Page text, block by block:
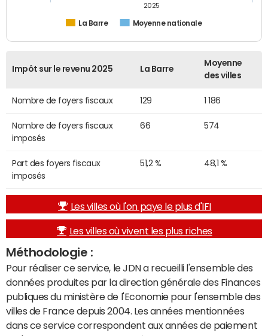
La Barre Moyenne nationale
2025
Impôt sur le revenu 2025 La Barre
Moyenne
des villes
Nombre de foyers fiscaux 129 1 186
Nombre de foyers fiscaux
imposés
66 574
Part des foyers fiscaux
imposés
51,2 % 48,1 %
Les villes où l'on paye le plus d'IFI
Les villes où vivent les plus riches
Méthodologie :
Pour réaliser ce service, le JDN a recueilli l'ensemble des
données produites par la direction générale des Finances
publiques du ministère de l'Economie pour l'ensemble des
villes de France depuis 2004. Les années mentionnées
dans ce service correspondent aux années de paiement